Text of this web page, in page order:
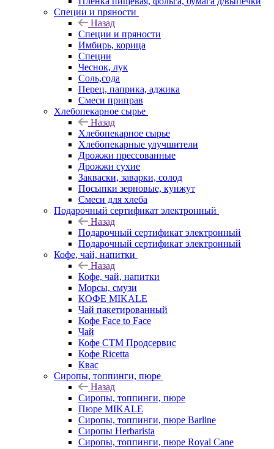
Специи и пряности
Назад
Специи и пряности
Имбирь, корица
Специи
Чеснок, лук
Соль,сода
Перец, паприка, аджика
Смеси приправ
Хлебопекарное сырье
Назад
Хлебопекарное сырье
Хлебопекарные улучшители
Дрожжи прессованные
Дрожжи сухие
Закваски, заварки, солод
Посыпки зерновые, кунжут
Смеси для хлеба
Подарочный сертификат электронный
Назад
Подарочный сертификат электронный
Подарочный сертификат электронный
Кофе, чай, напитки
Назад
Кофе, чай, напитки
Морсы, смузи
КОФЕ MIKALE
Чай пакетированный
Кофе Face to Face
Чай
Кофе СТМ Продсервис
Кофе Ricetta
Квас
Сиропы, топпинги, пюре
Назад
Сиропы, топпинги, пюре
Пюре MIKALE
Сиропы, топпинги, пюре Barline
Сиропы Herbarista
Сиропы, топпинги, пюре Royal Cane